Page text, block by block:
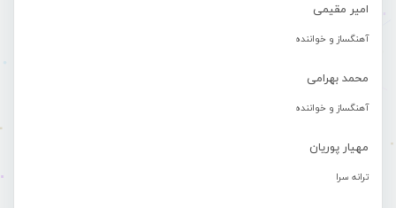
امیر مقیمی
آهنگساز و خواننده
محمد بهرامی
آهنگساز و خواننده
مهیار پوریان
ترانه سرا